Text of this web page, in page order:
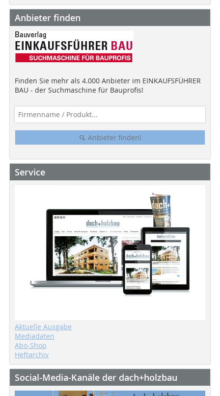
Anbieter finden
Finden Sie mehr als 4.000 Anbieter im EINKAUFSFÜHRER
BAU - der Suchmaschine für Bauprofis!
Anbieter finden!
Service
Aktuelle Ausgabe
Mediadaten
Abo-Shop
Heftarchiv
Social-Media-Kanäle der dach+holzbau